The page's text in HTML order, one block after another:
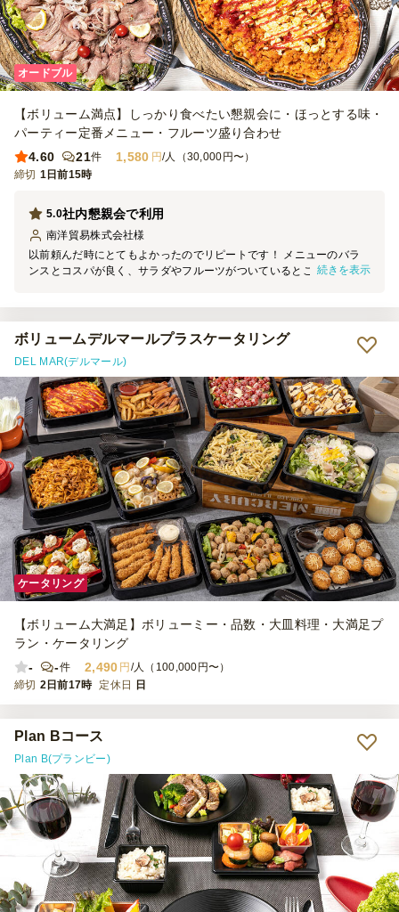
オードブル
【ボリューム満点】しっかり食べたい懇親会に・ほっとする味・
パーティー定番メニュー・フルーツ盛り合わせ
4.60
21件 1,580 円/人（30,000円〜）
締切 1日前15時
社内懇親会で利用
5.0
南洋貿易株式会社様
以前頼んだ時にとてもよかったのでリピートです！ メニューのバラ
ンスとコスパが良く、サラダやフルーツがついているところが嬉し
続きを表示
ボリュームデルマールプラスケータリング
DEL MAR(デルマール)
ケータリング
【ボリューム大満足】ボリューミー・品数・大皿料理・大満足プ
ラン・ケータリング
-
-件 2,490 円/人（100,000円〜）
締切 2日前17時 定休日 日
Plan Bコース
Plan B(プランビー)